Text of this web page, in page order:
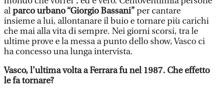
alparco urbano “Giorgio Bassani”per cantare
insieme a lui, allontanare il buio e tornare più carichi
che mai alla vita di sempre. Nei giorni scorsi, tra le
ultime prove e la messa a punto dello show, Vasco ci
ha concesso una lunga intervista.
Vasco, l’ultima volta a Ferrara fu nel 1987. Che effetto
le fa tornare?